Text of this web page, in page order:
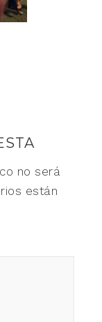
no será
están